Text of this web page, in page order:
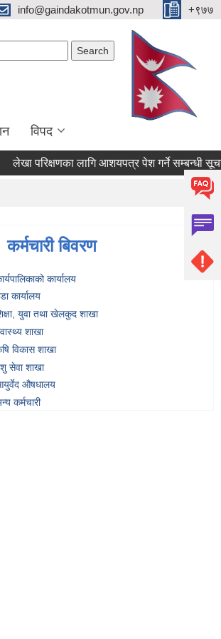
info@gaindakotmun.gov.np +९७७
विपद
परिक्षणका लागि आशयपत्र पेश गर्ने सम्बन्धी सूचना
कर्मचारी बिवरण
कार्यालय
कार्यालय
युवा तथा खेलकुद शाखा
शाखा
विकास शाखा
सेवा शाखा
औषधालय
कर्मचारी